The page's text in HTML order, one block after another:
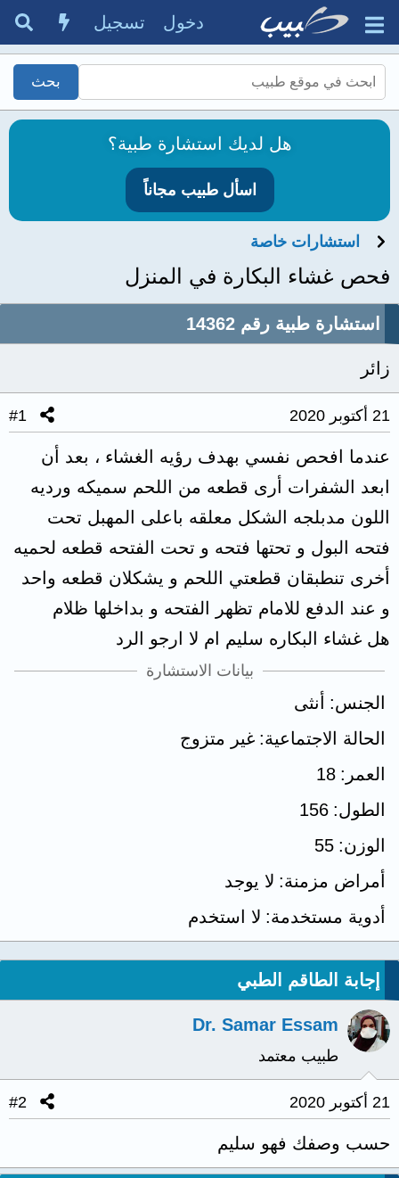
دخول تسجيل
هل لديك استشارة طبية؟
اسأل طبيب مجاناً
استشارات خاصة
فحص غشاء البكارة في المنزل
استشارة طبية رقم 14362
زائر
21 أكتوبر 2020 #1
عندما افحص نفسي بهدف رؤيه الغشاء ، بعد أن
ابعد الشفرات أرى قطعه من اللحم سميكه ورديه
اللون مدبلجه الشكل معلقه باعلى المهبل تحت
فتحه البول و تحتها فتحه و تحت الفتحه قطعه لحميه
أخرى تنطبقان قطعتي اللحم و يشكلان قطعه واحد
و عند الدفع للامام تظهر الفتحه و بداخلها ظلام
هل غشاء البكاره سليم ام لا ارجو الرد
بيانات الاستشارة
الجنس
أنثى
الحالة الاجتماعية غير متزوج
العمر
18
الطول 156
الوزن 55
أمراض مزمنة لا يوجد
أدوية مستخدمة لا استخدم
إجابة الطاقم الطبي
Dr. Samar Essam
طبيب معتمد
21 أكتوبر 2020 #2
حسب وصفك فهو سليم